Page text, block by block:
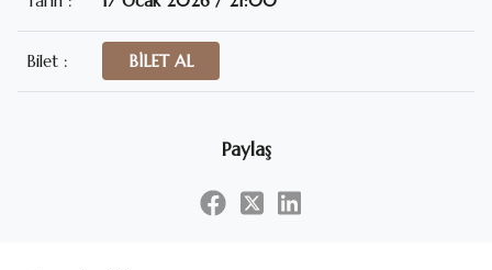
Bilet : BİLET AL
Paylaş